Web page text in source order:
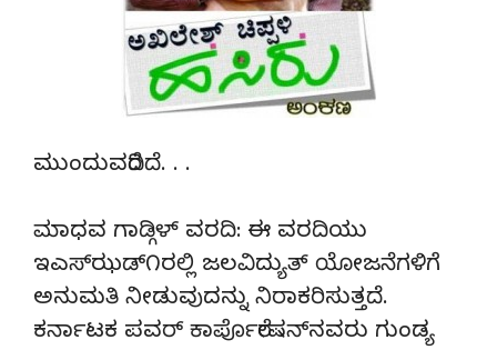
ಮುಂದುವರೆದಿದೆ. . .
ಮಾಧವ ಗಾಡ್ಗಿಳ್ ವರದಿ: ಈ ವರದಿಯು
ಇಎಸ್‌ಝಡ್೧ರಲ್ಲಿ ಜಲವಿದ್ಯುತ್ ಯೋಜನೆಗಳಿಗೆ
ಅನುಮತಿ ನೀಡುವುದನ್ನು ನಿರಾಕರಿಸುತ್ತದೆ.
ಕರ್ನಾಟಕ ಪವರ್ ಕಾರ್ಪೊರೇಷನ್‌ನವರು ಗುಂಡ್ಯ